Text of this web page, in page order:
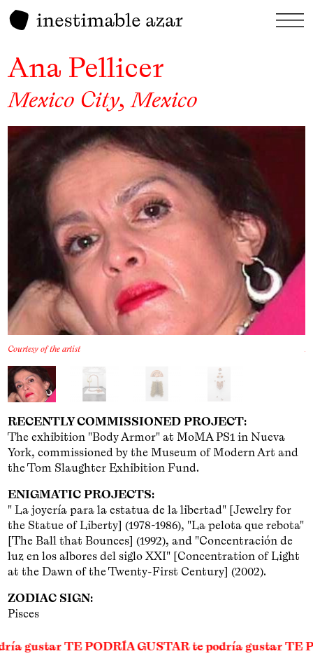
Ana Pellicer
Mexico City, Mexico
Courtesy of the artist
RECENTLY COMMISSIONED PROJECT:
The exhibition "Body Armor" at MoMA PS1 in Nueva
York, commissioned by the Museum of Modern Art and
the Tom Slaughter Exhibition Fund.
ENIGMATIC PROJECTS:
" La joyería para la estatua de la libertad" [Jewelry for
the Statue of Liberty] (1978-1986), "La pelota que rebota"
[The Ball that Bounces] (1992), and "Concentración de
luz en los albores del siglo XXI" [Concentration of Light
at the Dawn of the Twenty-First Century] (2002).
ZODIAC SIGN:
Pisces
gustar TE PODRÍA GUSTAR te podría gustar TE